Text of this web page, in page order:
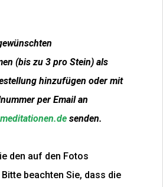
(bis zu 3 pro Stein) als
hinzufügen oder mit
per Email an
senden.
den auf den Fotos
beachten Sie, dass die